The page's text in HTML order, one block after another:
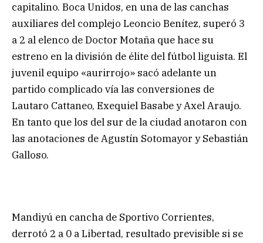
capitalino. Boca Unidos, en una de las canchas
auxiliares del complejo Leoncio Benítez, superó 3
a 2 al elenco de Doctor Motaña que hace su
estreno en la división de élite del fútbol liguista. El
juvenil equipo «aurirrojo» sacó adelante un
partido complicado vía las conversiones de
Lautaro Cattaneo, Exequiel Basabe y Axel Araujo.
En tanto que los del sur de la ciudad anotaron con
las anotaciones de Agustín Sotomayor y Sebastián
Galloso.
Mandiyú en cancha de Sportivo Corrientes,
derrotó 2 a 0 a Libertad, resultado previsible si se